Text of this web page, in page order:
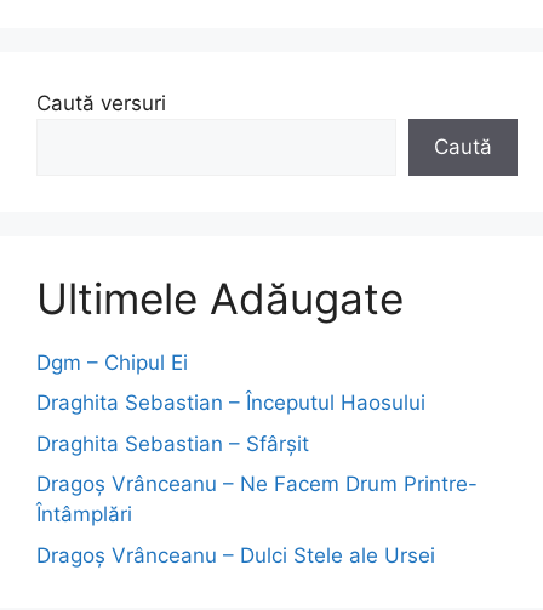
Caută versuri
Caută
Ultimele Adăugate
Dgm – Chipul Ei
Draghita Sebastian – Începutul Haosului
Draghita Sebastian – Sfârșit
Dragoş Vrânceanu – Ne Facem Drum Printre-
Întâmplări
Dragoş Vrânceanu – Dulci Stele ale Ursei